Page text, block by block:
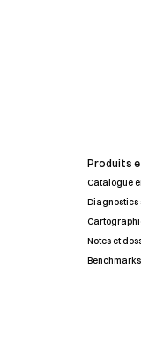
Produits
Catalogue
Diagnostics
Notes et
Benchmarks